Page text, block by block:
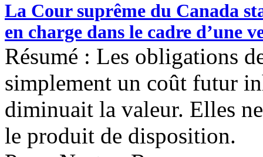
La Cour suprême du Canada
en charge dans le cadre d’une
Résumé : Les obligations
simplement un coût futur
diminuait la valeur. Elles
le produit de disposition.